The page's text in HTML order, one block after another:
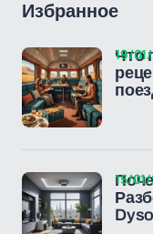
Избранное
Что
19/
15/